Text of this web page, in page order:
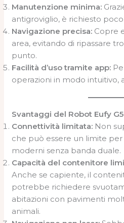
Manutenzione minima:
antigroviglio, è richiesto
Navigazione precisa: Copre
area, evitando di ripassare
punto.
Facilità d’uso tramite app:
operazioni in modo intuitivo,
Svantaggi del Robot Eufy
Connettività limitata: Non
che può essere un limite
moderni senza banda duale.
Capacità del contenitore
Anche se capiente, il
potrebbe richiedere
abitazioni con pavimenti
animali.